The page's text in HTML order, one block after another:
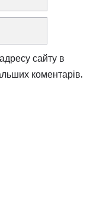
сайту в
коментарів.